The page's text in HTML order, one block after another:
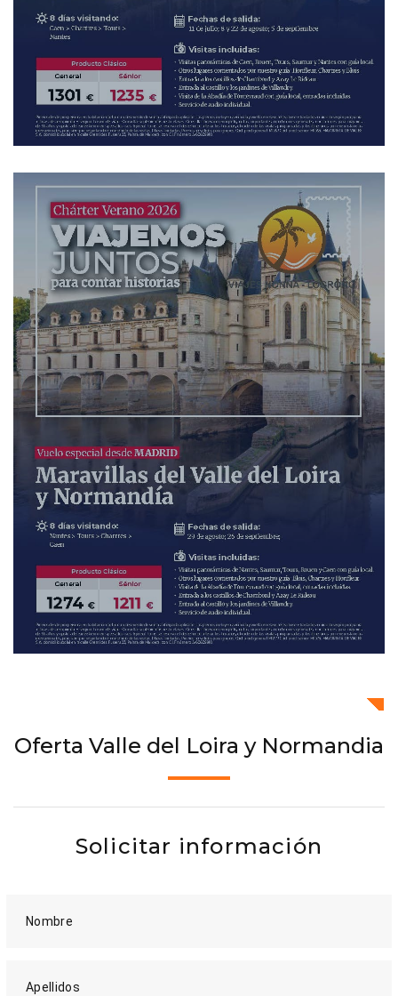
Oferta Valle del Loira y Normandia
Solicitar información
Nombre
Apellidos